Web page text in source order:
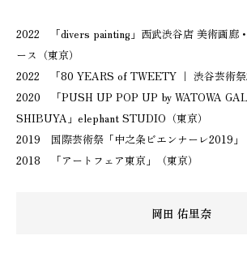
2022 「divers painting」西武渋谷店 美術画廊
ース（東京）
2022 「80 YEARS of TWEETY ｜ 渋谷芸術祭
2020 「PUSH UP POP UP by WATOWA
SHIBUYA」elephant STUDIO（東京）
2019 国際芸術祭「中之条ビエンナーレ2019」
2018 「アートフェア東京」（東京）
岡田 佑里奈